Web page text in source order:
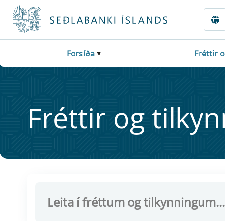
Fara beint í Meginmál
Forsíða Fréttir
Frétt­ir og